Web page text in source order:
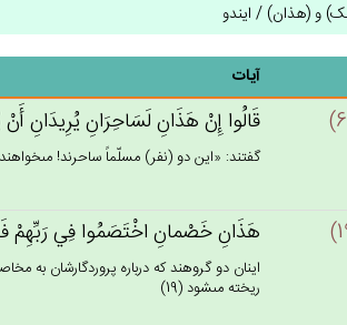
و (هذان) / ایندو
آیات
قَالُوا إِن‌ْ هَذَان‌ِ لَسَاحِرَان‌ِ يُرِيدَان‌ِ
گفتند: «اين دو (نفر) مسلّماً ساحرند! مى‏خواهند
هَذَان‌ِ خَصْمان‌ِ اخْتَصَمُوا فِي‌ رَبِّهِم‌ْ
اينان دو گروهند كه درباره پروردگارشان به
ريخته مى‏شود (19)